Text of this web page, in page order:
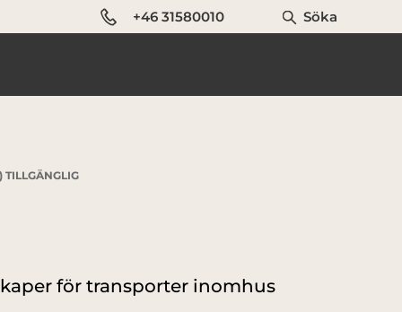
+46 31580010 Söka
TILLGÄNGLIG
för transporter inomhus